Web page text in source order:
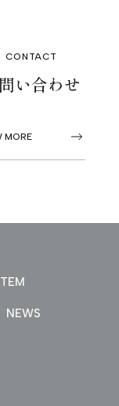
CONTACT
い合わせ
MORE
NEWS